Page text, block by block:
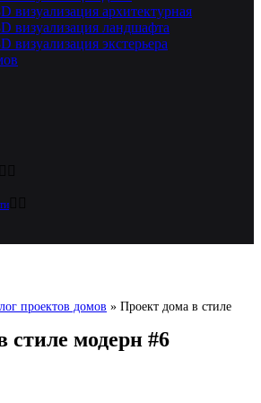
визуализация архитектурная
визуализация ландшафта
визуализация экстерьера
проектов домов » Проект дома в стиле
стиле модерн #6